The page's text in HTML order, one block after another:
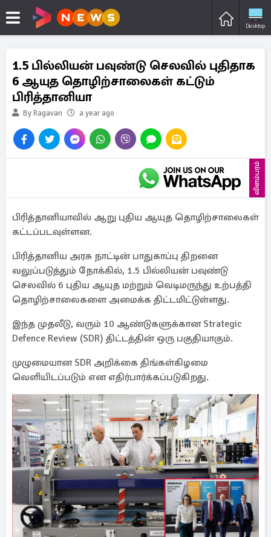
Desktop
1.5 பில்லியன் பவுண்டு செலவில் புதிதாக
6 ஆயுத தொழிற்சாலைகள் கட்டும்
பிரித்தானியா
By Ragavan a year ago
விளம்பரம்
பிரித்தானியாவில் ஆறு புதிய ஆயுத தொழிற்சாலைகள்
கட்டப்படவுள்ளன.
பிரித்தானிய அரசு நாட்டின் பாதுகாப்பு திறனை
வலுப்படுத்தும் நோக்கில், 1.5 பில்லியன் பவுண்டு
செலவில் 6 புதிய ஆயுத மற்றும் வெடிமருந்து உற்பத்தி
தொழிற்சாலைகளை அமைக்க திட்டமிட்டுள்ளது.
இந்த முதலீடு, வரும் 10 ஆண்டுகளுக்கான Strategic
Defence Review (SDR) திட்டத்தின் ஒரு பகுதியாகும்.
முழுமையான SDR அறிக்கை திங்கள்கிழமை
வெளியிடப்படும் என எதிர்பார்க்கப்படுகிறது.